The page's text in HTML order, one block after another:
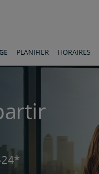
PLANIFIER HORAIRES